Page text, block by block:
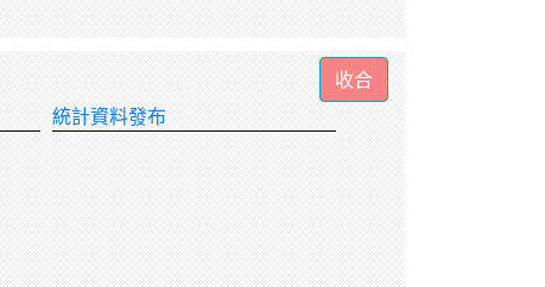
統計資料發布